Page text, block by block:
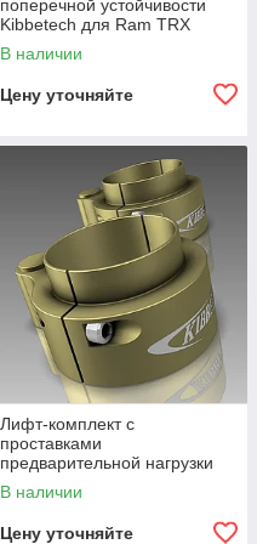
поперечной устойчивости
Kibbetech для Ram TRX
2021-2024 и Ram RHO 2025
В наличии
Цену уточняйте
Лифт-комплект с
проставками
предварительной нагрузки
передних пружин для Ram
TRX и RHO
В наличии
Цену уточняйте